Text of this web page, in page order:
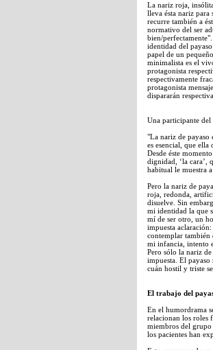
La nariz roja,
lleva ésta nariz para
recurre también a
normativo del ser
bien/
identidad del
papel de un
minimalista es el
protagonista
respectivamente
protagonista
dispararán
Una participante del
"La nariz de payaso
es esencial, que
Desde éste
dignidad, ‘la cara’,
habitual le muestra
Pero la nariz de
roja, redonda,
disuelve. Sin
mi identidad la que
mí de ser otro, un
impuesta
contemplar también
mi infancia, intento
Pero sólo la nariz
impuesta. El
cuán hostil y triste
El trabajo del
En el humordrama
relacionan los roles
miembros del grupo
los pacientes han